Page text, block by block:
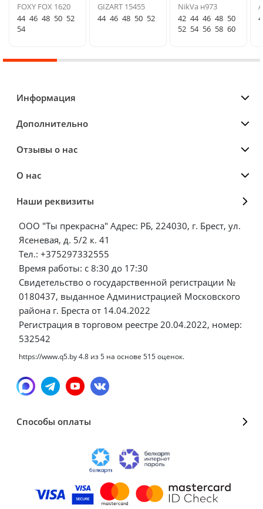
FOXY FOX 1620
44 46 48 50 52
54
GIZART 15455
44 46 48 50 52
NikVa н973
42 44 46 48 50
52 54 56 58 60
Информация
Дополнительно
Отзывы о нас
О нас
Наши реквизиты
ООО "Ты прекрасна" Адрес: РБ, 224030, г. Брест, ул.
Ясеневая, д. 5/2 к. 41
Тел.: +375297332555
Время работы: с 8:30 до 17:30
Свидетельство о государственной регистрации №
0180437, выданное Администрацией Московского
района г. Бреста от 14.04.2022
Регистрация в торговом реестре 20.04.2022, номер:
532542
https://www.q5.by4.8 из5 на основе 515оценок.
Способы оплаты